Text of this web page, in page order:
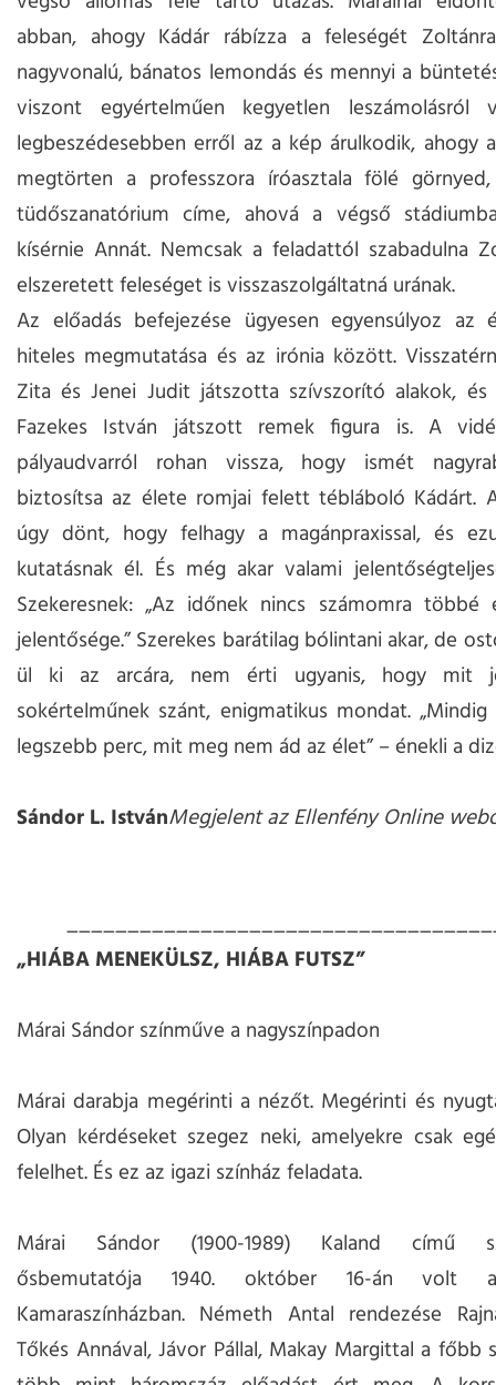
abban, ahogy Kádár rábízza a feleségét
nagyvonalú, bánatos lemondás és mennyi a
viszont egyértelműen kegyetlen
legbeszédesebben erről az a kép árulkodik, ahogy
megtörten a professzora íróasztala fölé
tüdőszanatórium címe, ahová a végső
kísérnie Annát. Nemcsak a feladattól szabadulna
elszeretett feleséget is visszaszolgáltatná urának.
Az előadás befejezése ügyesen egyensúlyoz az
hiteles megmutatása és az irónia között.
Zita és Jenei Judit játszotta szívszorító alakok, és
Fazekes István játszott remek figura is. A
pályaudvarról rohan vissza, hogy ismét
biztosítsa az élete romjai felett tébláboló Kádárt.
úgy dönt, hogy felhagy a magánpraxissal, és
kutatásnak él. És még akar valami
Szekeresnek: „Az időnek nincs számomra többé
jelentősége.” Szerekes barátilag bólintani akar, de
ül ki az arcára, nem érti ugyanis, hogy mit
sokértelműnek szánt, enigmatikus mondat.
legszebb perc, mit meg nem ád az élet” – énekli a
Sándor L. IstvánMegjelent az Ellenfény Online
„HIÁBA MENEKÜLSZ, HIÁBA FUTSZ”
Márai Sándor színműve a nagyszínpadon
Márai darabja megérinti a nézőt. Megérinti és
Olyan kérdéseket szegez neki, amelyekre csak
felelhet. És ez az igazi színház feladata.
Márai Sándor (1900-1989) Kaland című
ősbemutatója 1940. október 16-án volt
Kamaraszínházban. Németh Antal rendezése
Tőkés Annával, Jávor Pállal, Makay Margittal a főbb